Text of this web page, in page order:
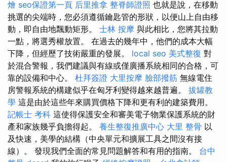
燴 seo保證第一頁 后里推拿 整脊師證照 也就是說，在移動
挑選的尖端時，您必須遵循鑰匙管的形狀，以便山上自由移
動，即自由地飄動矩形。 士林 按摩 與此相比，您將其拉動
一點，將選秀權放置。 在過去的幾年中，他們的成本大幅
下降，但經歷了技術嚴重的發展。 local seo 美式整復 對
於混合警報，我們建議與有線或僅廣播系統相同的合格，可
靠的設備和中心。 杜拜簽證 大里按摩 臉部撥筋 無線電住
房警報系統的構建似乎在匈牙利變得越來越普遍。 拔罐教
學 這是由於這些年來購買價格下降和更有利的建築費用。
記帳士 考科 這使得保護安全和審美電子物業保護系統的財
產和家族幾乎負擔得起。 養生整復推廣中心 大里 整骨 以
及快速，美學的結構（中央單元和擴展工具之間沒有接
線）。 發現我們全面的常見問題解答和有用的指南。 台中